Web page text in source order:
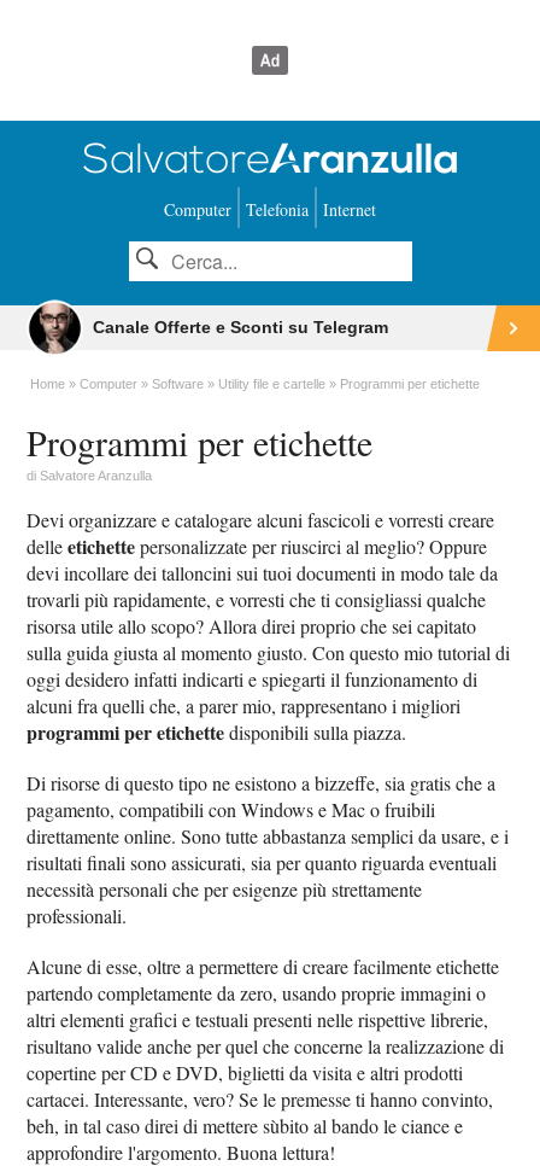
Computer Telefonia Internet
Canale Offerte e Sconti su Telegram
Home Computer Software Utility file e cartelle Programmi per etichette
Programmi per etichette
diSalvatore Aranzulla
Devi organizzare e catalogare alcuni fascicoli e vorresti creare
delleetichettepersonalizzate per riuscirci al meglio? Oppure
devi incollare dei talloncini sui tuoi documenti in modo tale da
trovarli più rapidamente, e vorresti che ti consigliassi qualche
risorsa utile allo scopo? Allora direi proprio che sei capitato
sulla guida giusta al momento giusto. Con questo mio tutorial di
oggi desidero infatti indicarti e spiegarti il funzionamento di
alcuni fra quelli che, a parer mio, rappresentano i migliori
programmi per etichettedisponibili sulla piazza.
Di risorse di questo tipo ne esistono a bizzeffe, sia gratis che a
pagamento, compatibili con Windows e Mac o fruibili
direttamente online. Sono tutte abbastanza semplici da usare, e i
risultati finali sono assicurati, sia per quanto riguarda eventuali
necessità personali che per esigenze più strettamente
professionali.
Alcune di esse, oltre a permettere di creare facilmente etichette
partendo completamente da zero, usando proprie immagini o
altri elementi grafici e testuali presenti nelle rispettive librerie,
risultano valide anche per quel che concerne la realizzazione di
copertine per CD e DVD, biglietti da visita e altri prodotti
cartacei. Interessante, vero? Se le premesse ti hanno convinto,
beh, in tal caso direi di mettere sùbito al bando le ciance e
approfondire l'argomento. Buona lettura!